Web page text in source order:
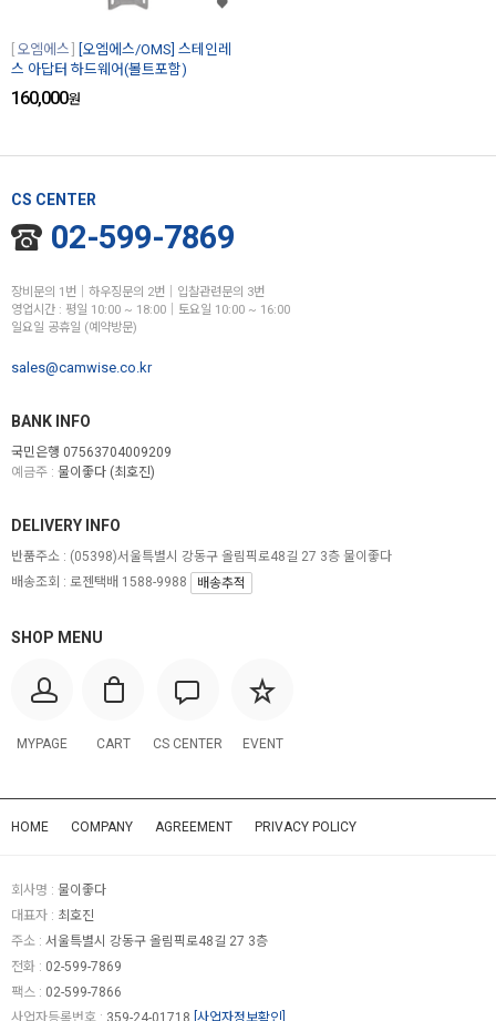
오엠에스
[오엠에스/OMS] 스테인레
스 아답터 하드웨어(볼트포함)
160,000원
CS CENTER
02-599-7869
장비문의 1번│하우징문의 2번│입찰관련문의 3번
영업시간 : 평일 10:00 ~ 18:00│토요일 10:00 ~ 16:00
일요일 공휴일 (예약방문)
sales@camwise.co.kr
BANK INFO
국민은행 07563704009209
예금주 : 물이좋다 (최호진)
SHOP MENU
MYPAGE CART CS CENTER EVENT
DELIVERY INFO
반품주소 : (05398)서울특별시 강동구 올림픽로48길 27 3층 물이좋다
배송조회 : 로젠택배 1588-9988
배송추적
HOME COMPANY AGREEMENT PRIVACY POLICY
회사명 : 물이좋다
대표자 : 최호진
주소 : 서울특별시 강동구 올림픽로48길 27 3층
전화 : 02-599-7869
팩스 : 02-599-7866
사업자등록번호 : 359-24-01718 [사업자정보확인]